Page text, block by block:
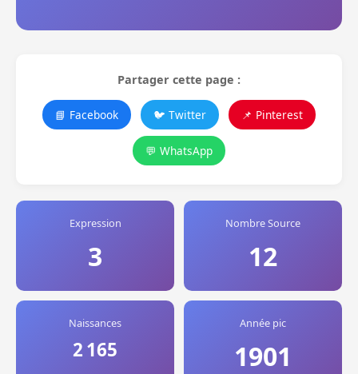
Partager cette page :
📘 Facebook 🐦 Twitter 📌 Pinterest
💬 WhatsApp
Expression
3
Nombre Source
12
Naissances
2 165
Année pic
1901